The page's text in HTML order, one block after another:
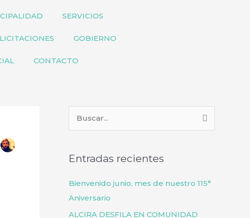
SERVICIOS
LICITACIONES GOBIERNO
CONTACTO
c
Entradas recientes
Bienvenido junio, mes de nuestro 115°
Aniversario
ALCIRA DESFILA EN COMUNIDAD